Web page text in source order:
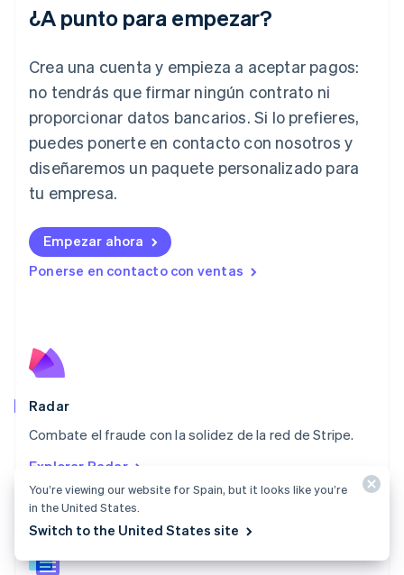
¿A punto para empezar?
Crea una cuenta y empieza a aceptar pagos:
no tendrás que firmar ningún contrato ni
proporcionar datos bancarios. Si lo prefieres,
puedes ponerte en contacto con nosotros y
diseñaremos un paquete personalizado para
tu empresa.
Empezar ahora
Ponerse en contacto con ventas
Radar
Combate el fraude con la solidez de la red de Stripe.
Explorar Radar
Irlanda
English
Italiano English
Japón
Letonia
English
Liechtenstein
Lituania
Luxemburgo
Français English
Malasia
Español
Noruega
Nueva Zelanda
English
NederlandsEnglish
Polonia
English
Portugal
RAE de Hong Kong, China
You’re viewing our website for Spain, but it looks like you’re
in the United States.
Switch to the United States site